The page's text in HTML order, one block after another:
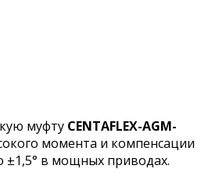
муфту CENTAFLEX-AGM-
момента и компенсации
±1,5° в мощных приводах.